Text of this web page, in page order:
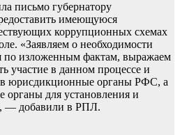
письмо губернатору
имеющуюся
коррупционных схемах
«Заявляем о необходимости
по изложенным фактам, выражаем
участие в данном процессе и
юрисдикционные органы РФС, а
органы для установления и
— добавили в РПЛ.